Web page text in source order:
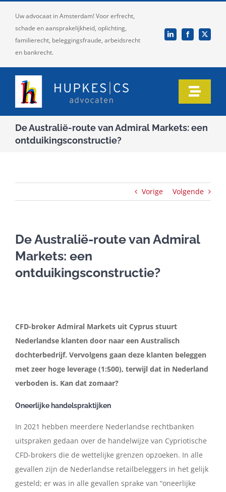
Uw advocaat in Amsterdam! Voor erfrecht,
schade en aansprakelijkheid, oplichting,
familierecht, beleggingsfraude, arbeidsrecht
en bankrecht.
Toggle
In de media
Nederlands
De Australië-route van Admiral Markets: een
ontduikingsconstructie?
Vorige Volgende
De Australië-route van Admiral
Markets: een
ontduikingsconstructie?
CFD-broker Admiral Markets uit Cyprus stuurt
Nederlandse klanten door naar een Australisch
dochterbedrijf. Vervolgens gaan deze klanten beleggen
met zeer hoge leverage (1:500), terwijl dat in Nederland
verboden is. Kan dat zomaar?
Oneerlijke handelspraktijken
In 2021 hebben meerdere Nederlandse rechtbanken
uitspraken gedaan over de handelwijze van Cypriotische
CFD-brokers die de wettelijke grenzen opzoeken. In alle
gevallen zijn de Nederlandse retailbeleggers in het gelijk
gesteld; er was in alle gevallen sprake van “oneerlijke